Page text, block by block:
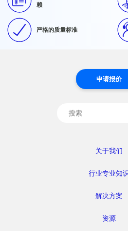
赖
严格的质量标准
关于我们
行业专业知
解决方案
资源
申请报价
搜